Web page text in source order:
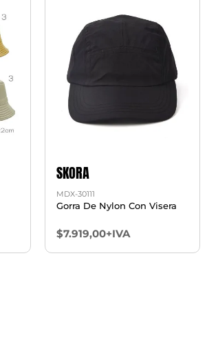
SKORA
MDX-30111
Gorra De Nylon Con Visera
$7.919,00+IVA